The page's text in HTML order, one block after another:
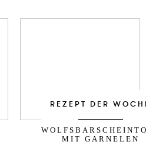
REZEPT DER
MIT GARNELEN